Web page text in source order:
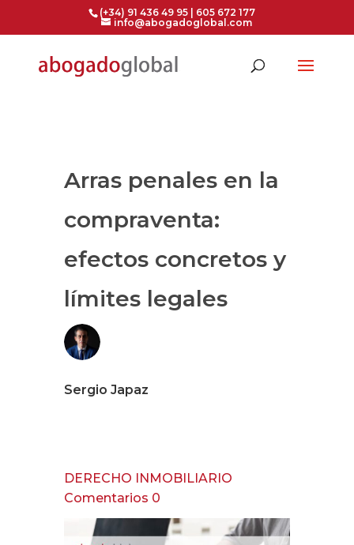
(+34) 91 436 49 95 | 605 672 177
info@abogadoglobal.com
Arras penales en la
compraventa:
efectos concretos y
límites legales
Sergio Japaz
DERECHO INMOBILIARIO
Comentarios 0